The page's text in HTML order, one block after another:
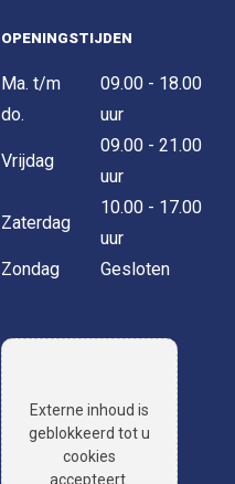
OPENINGSTIJDEN
Ma. t/m
do.
09.00 - 18.00
uur
Vrijdag
09.00 - 21.00
uur
Zaterdag
10.00 - 17.00
uur
Zondag
Gesloten
Externe inhoud is
geblokkeerd tot u
cookies
accepteert.